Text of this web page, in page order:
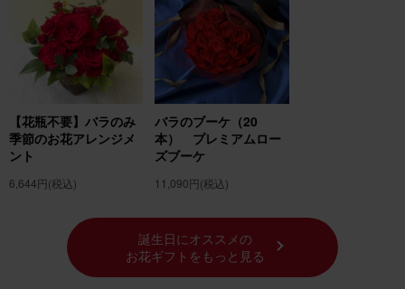
【花瓶不要】バラのみ
季節のお花アレンジメ
ント
6,644円(税込)
バラのブーケ（20
本） プレミアムロー
ズブーケ
11,090円(税込)
誕生日にオススメの
お花ギフトをもっと見る